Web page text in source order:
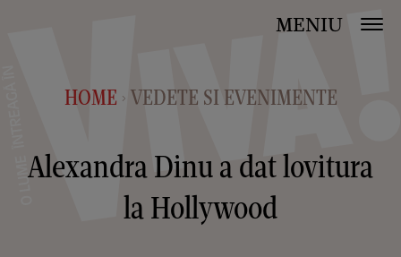
MENIU
HOME > VEDETE SI EVENIMENTE
Alexandra Dinu a dat lovitura
la Hollywood